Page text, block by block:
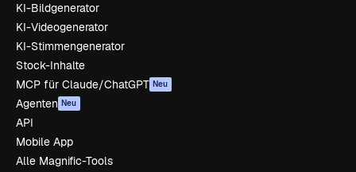
KI-Bildgenerator
KI-Videogenerator
KI-Stimmengenerator
Stock-Inhalte
MCP für Claude/ChatGPT Neu
Agenten Neu
API
Mobile App
Alle Magnific-Tools